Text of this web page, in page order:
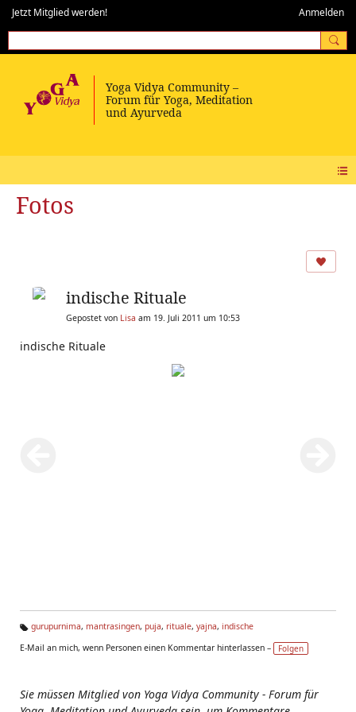
Jetzt Mitglied werden! Anmelden
Fotos
indische Rituale
Gepostet von Lisa am 19. Juli 2011 um 10:53
indische Rituale
g
gurupurnima, mantrasingen, puja, rituale, yajna, indische
E-Mail an mich, wenn Personen einen Kommentar hinterlassen –
Folgen
Sie müssen Mitglied von Yoga Vidya Community - Forum für